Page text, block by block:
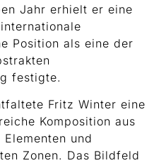
Jahr erhielt er eine
Position als eine der
festigte.
Fritz Winter eine
Komposition aus
und
Zonen. Das Bildfeld